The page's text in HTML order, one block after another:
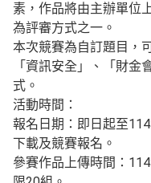
素，作品將由主辦單位
為評審方式之一。
本次競賽為自訂題目，
「資訊安全」、「財
式。
活動時間：
報名日期：即日起至
下載及競賽報名。
參賽作品上傳時間：